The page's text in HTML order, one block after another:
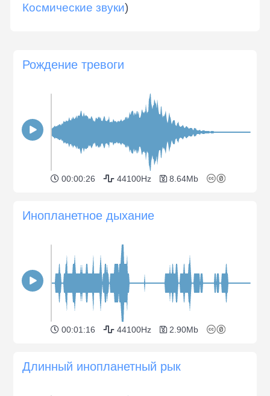
Космические звуки)
Рождение тревоги
00:00:26 44100Hz 8.64Mb
Инопланетное дыхание
00:01:16 44100Hz 2.90Mb
Длинный инопланетный рык